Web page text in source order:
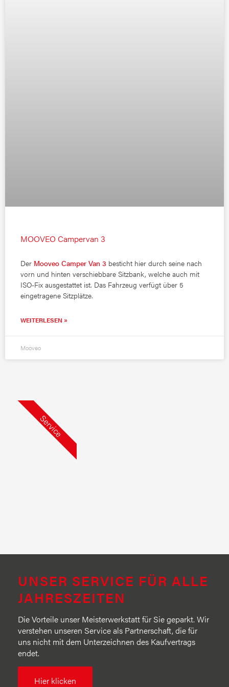
MOOVEO Campervan 3
Der Mooveo Camper Van 3 besticht hier durch seine nach
vorn und hinten verschiebbare Sitzbank, welche auch mit
ISO-Fix ausgestattet ist. Das Fahrzeug verfügt über 5
eingetragene Sitzplätze.
WEITERLESEN »
Mooveo
UNSER SERVICE FÜR ALLE
JAHRESZEITEN
Die Vorteile unser Meisterwerkstatt für Sie geparkt. Wir
verstehen unseren Service als Partnerschaft, die für
uns nicht mit dem Unterzeichnen des Kaufvertrags
endet.
Hier klicken
Service